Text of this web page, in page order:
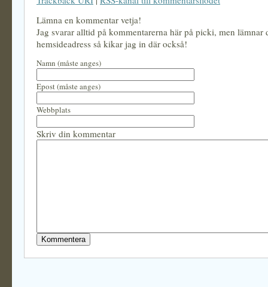
Lämna en kommentar vetja!
Jag svarar alltid på kommentarerna här på picki, men lämnar
hemsideadress så kikar jag in där också!
Namn (måste anges)
Epost (måste anges)
Webbplats
Skriv din kommentar